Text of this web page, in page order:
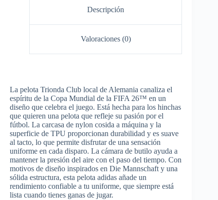
Descripción
Valoraciones (0)
La pelota Trionda Club local de Alemania canaliza el
espíritu de la Copa Mundial de la FIFA 26™ en un
diseño que celebra el juego. Está hecha para los hinchas
que quieren una pelota que refleje su pasión por el
fútbol. La carcasa de nylon cosida a máquina y la
superficie de TPU proporcionan durabilidad y es suave
al tacto, lo que permite disfrutar de una sensación
uniforme en cada disparo. La cámara de butilo ayuda a
mantener la presión del aire con el paso del tiempo. Con
motivos de diseño inspirados en Die Mannschaft y una
sólida estructura, esta pelota adidas añade un
rendimiento confiable a tu uniforme, que siempre está
lista cuando tienes ganas de jugar.